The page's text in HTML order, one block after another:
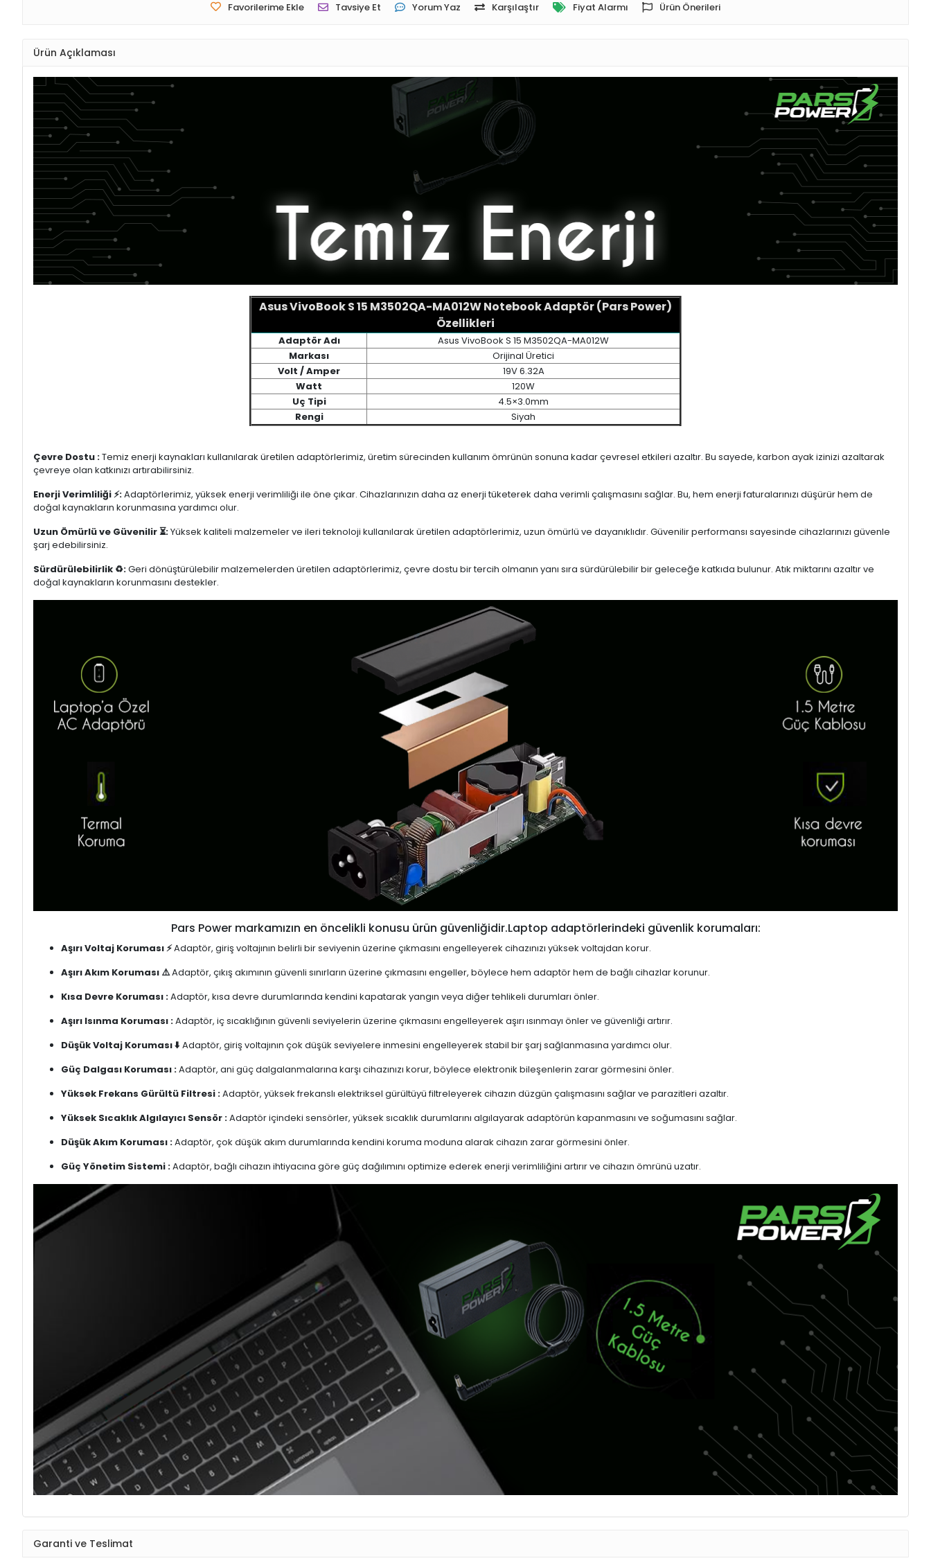
Favorilerime Ekle Tavsiye Et Yorum Yaz Karşılaştır Fiyat Alarmı Ürün Önerileri
Ürün Açıklaması
Asus VivoBook S 15 M3502QA-MA012W Notebook Adaptör (Pars Power)
Özellikleri
Adaptör Adı
Asus VivoBook S 15 M3502QA-MA012W
Markası
Orijinal Üretici
Volt / Amper
19V 6.32A
Watt
120W
Uç Tipi
4.5×3.0mm
Rengi
Siyah
Çevre Dostu :Temiz enerji kaynakları kullanılarak üretilen adaptörlerimiz, üretim sürecinden kullanım ömrünün sonuna kadar çevresel etkileri azaltır. Bu sayede, karbon ayak izinizi azaltarak
çevreye olan katkınızı artırabilirsiniz.
Enerji Verimliliği ⚡:Adaptörlerimiz, yüksek enerji verimliliği ile öne çıkar. Cihazlarınızın daha az enerji tüketerek daha verimli çalışmasını sağlar. Bu, hem enerji faturalarınızı düşürür hem de
doğal kaynakların korunmasına yardımcı olur.
Uzun Ömürlü ve Güvenilir ⏳:Yüksek kaliteli malzemeler ve ileri teknoloji kullanılarak üretilen adaptörlerimiz, uzun ömürlü ve dayanıklıdır. Güvenilir performansı sayesinde cihazlarınızı güvenle
şarj edebilirsiniz.
Sürdürülebilirlik ♻️:Geri dönüştürülebilir malzemelerden üretilen adaptörlerimiz, çevre dostu bir tercih olmanın yanı sıra sürdürülebilir bir geleceğe katkıda bulunur. Atık miktarını azaltır ve
doğal kaynakların korunmasını destekler.
Pars Power markamızın en öncelikli konusu ürün güvenliğidir.Laptop adaptörlerindeki güvenlik korumaları:
Aşırı Voltaj Koruması ⚡Adaptör, giriş voltajının belirli bir seviyenin üzerine çıkmasını engelleyerek cihazınızı yüksek voltajdan korur.
Aşırı Akım Koruması ⚠️Adaptör, çıkış akımının güvenli sınırların üzerine çıkmasını engeller, böylece hem adaptör hem de bağlı cihazlar korunur.
Kısa Devre Koruması :Adaptör, kısa devre durumlarında kendini kapatarak yangın veya diğer tehlikeli durumları önler.
Aşırı Isınma Koruması :Adaptör, iç sıcaklığının güvenli seviyelerin üzerine çıkmasını engelleyerek aşırı ısınmayı önler ve güvenliği artırır.
Düşük Voltaj Koruması ⬇️Adaptör, giriş voltajının çok düşük seviyelere inmesini engelleyerek stabil bir şarj sağlanmasına yardımcı olur.
Güç Dalgası Koruması :Adaptör, ani güç dalgalanmalarına karşı cihazınızı korur, böylece elektronik bileşenlerin zarar görmesini önler.
Yüksek Frekans Gürültü Filtresi :Adaptör, yüksek frekanslı elektriksel gürültüyü filtreleyerek cihazın düzgün çalışmasını sağlar ve parazitleri azaltır.
Yüksek Sıcaklık Algılayıcı Sensör :Adaptör içindeki sensörler, yüksek sıcaklık durumlarını algılayarak adaptörün kapanmasını ve soğumasını sağlar.
Düşük Akım Koruması :Adaptör, çok düşük akım durumlarında kendini koruma moduna alarak cihazın zarar görmesini önler.
Güç Yönetim Sistemi :Adaptör, bağlı cihazın ihtiyacına göre güç dağılımını optimize ederek enerji verimliliğini artırır ve cihazın ömrünü uzatır.
Garanti ve Teslimat